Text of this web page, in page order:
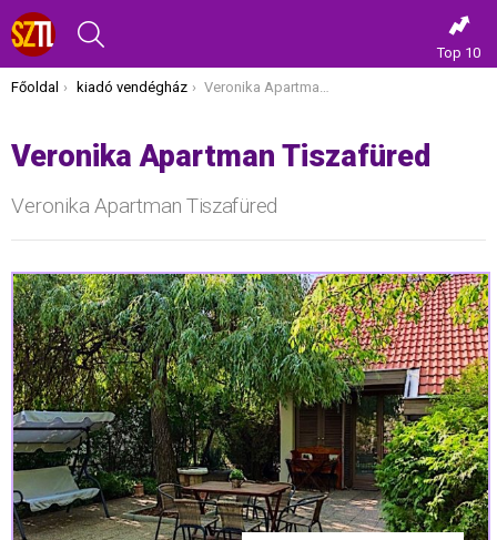
Top 10
Itt vagy most:
Főoldal kiadó vendégház Veronika Apartman Tiszafüred
Veronika Apartman Tiszafüred
Veronika Apartman Tiszafüred